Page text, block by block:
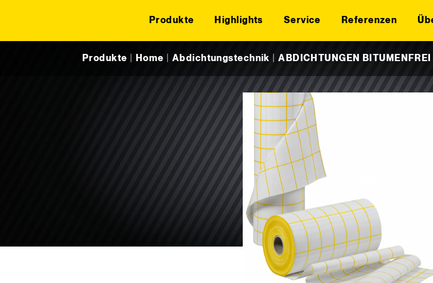
Produkte Highlights Service Referenzen
Produkte Home Abdichtungstechnik |ABDICHTUNGEN BITUMENFREI